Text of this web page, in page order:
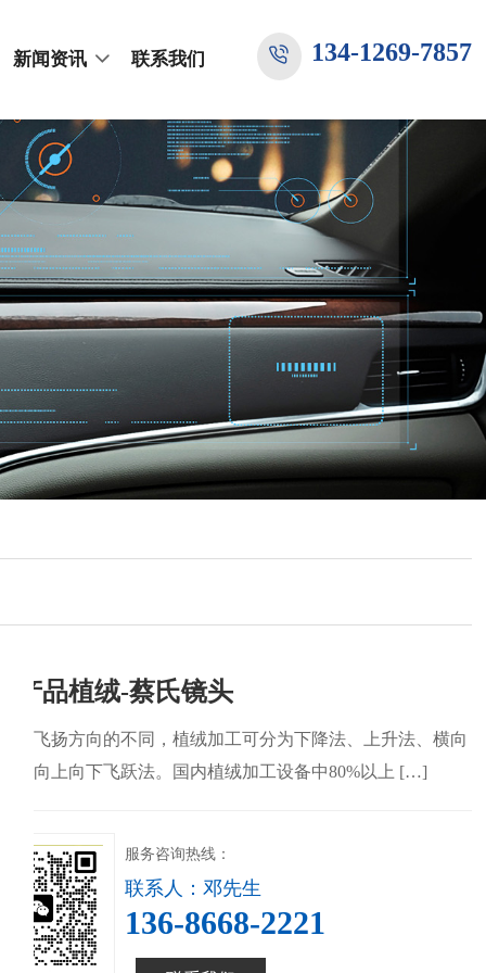
新闻资讯 联系我们 134-1269-7857
产品植绒-蔡氏镜头
绒毛飞扬方向的不同，植绒加工可分为下降法、上升法、横向
法和向上向下飞跃法。国内植绒加工设备中80%以上 […]
服务咨询热线：
联系人：邓先生
136-8668-2221